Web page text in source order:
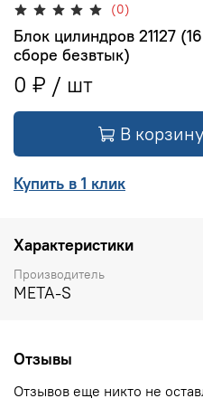
(0)
Блок цилиндров 21127
сборе безвтык)
0 ₽
В корзину
Купить в 1 клик
Характеристики
Производитель
META-S
Отзывы
Отзывов еще никто не